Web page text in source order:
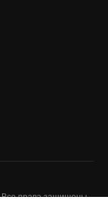
Все права защищены.